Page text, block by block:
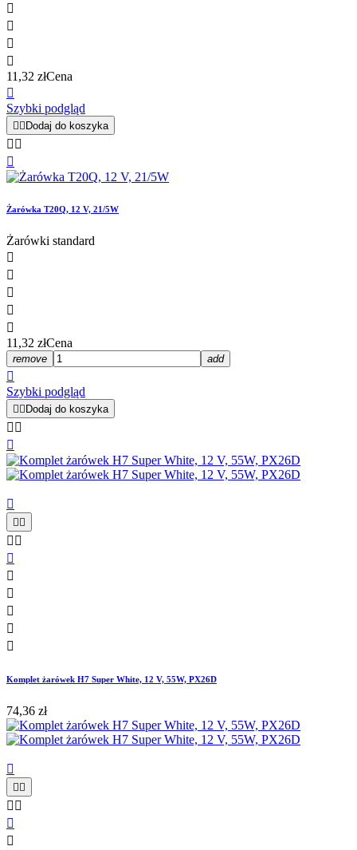




11,32 złCena

Szybki podgląd
  Dodaj do koszyka
 

Żarówka T20Q, 12 V, 21/5W
Żarówki standard





11,32 złCena
remove add

Szybki podgląd
Dodaj do koszyka
 



 






Komplet żarówek H7 Super White, 12 V, 55W, PX26D
74,36 zł


 

